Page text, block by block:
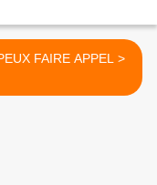
TU PEUX FAIRE APPEL >